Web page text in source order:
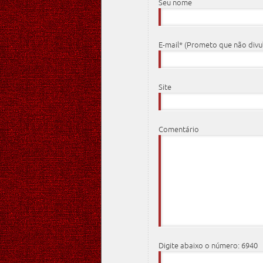
Seu nome
E-mail* (Prometo que não
Site
Comentário
Digite abaixo o número: 6940